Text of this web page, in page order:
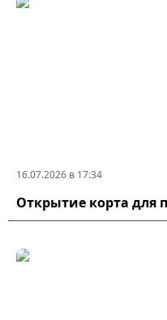
16.07.2026 в 17:34
Открытие корта для